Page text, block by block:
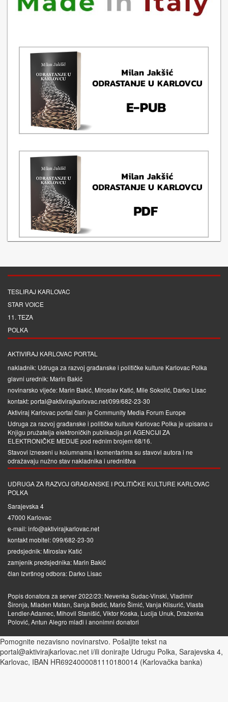
TESLIRAJ KARLOVAC
STAR VOICE
11. TEZA
POLKA
AKTIVIRAJ KARLOVAC PORTAL
nakladnik: Udruga za razvoj građanske i političke kulture Karlovac Polka
glavni urednik: Marin Bakić
novinarsko vijeće: Marin Bakić, Miroslav Katić, Mile Sokolić, Darko Lisac
kontakt: portal@aktivirajkarlovac.net/099/682-23-30
Aktiviraj Karlovac portal član je Community Media Forum Europe
Udruga za razvoj građanske i političke kulture Karlovac Polka je upisana u
Knjigu pružatelja elektroničkih publikacija pri AGENCIJI ZA
ELEKTRONIČKE MEDIJEpod rednim brojem 68/16.
Stavovi izneseni u kolumnama i komentarima su stavovi autora i ne
odražavaju nužno stav nakladnika i uredništva
UDRUGA ZA RAZVOJ GRAĐANSKE I POLITIČKE KULTURE KARLOVAC
POLKA
Sarajevska 4
47000 Karlovac
e-mail: info@aktivirajkarlovac.net
kontakt mobitel: 099/682-23-30
predsjednik: Miroslav Katić
zamjenik predsjednika: Marin Bakić
član Izvršnog odbora: Darko Lisac
Popis donatora za server 2022/23: Nevenka Sudac-Vinski, Vladimir
Šironja, Mladen Matan, Sanja Bedić, Mario Šimić, Vanja Klisurić, Vlasta
Lendler-Adamec, Mihovil Stanišić, Viktor Koska, Lucija Unuk, Draženka
Polović, Antun Alegro mlađi i anonimni donatori
Pomognite nezavisno novinarstvo. Pošaljite tekst na
portal@aktivirajkarlovac.net i/ili donirajte Udrugu Polka, Sarajevska 4,
Karlovac, IBAN HR6924000081110180014 (Karlovačka banka)